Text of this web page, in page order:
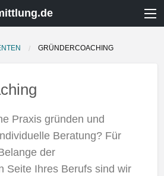
GRÜNDERCOACHING
Praxis gründen und
Beratung? Für
der
Seite Ihres Berufs sind wir